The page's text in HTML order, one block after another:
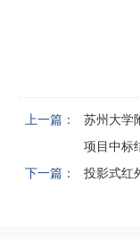
上一篇：
苏州大学
项目中标
下一篇：
投影式红